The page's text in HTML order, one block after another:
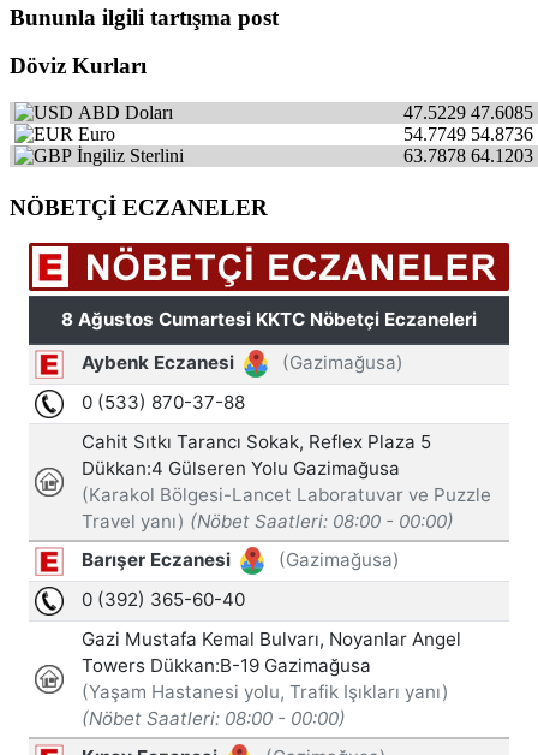
Bununla ilgili tartışma post
Döviz Kurları
ABD Doları 47.6085
47.5229
Euro
54.8736
54.7749
İngiliz Sterlini
64.1203
63.7878
NÖBETÇİ ECZANELER